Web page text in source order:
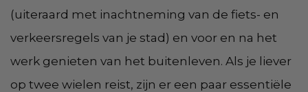
(uiteraard met inachtneming van de fiets- en
verkeersregels van je stad) en voor en na het
werk genieten van het buitenleven. Als je liever
op twee wielen reist, zijn er een paar essentiële